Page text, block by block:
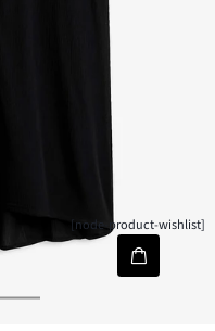
[node-product-wishlist]